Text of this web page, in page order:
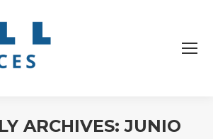
ARCHIVES:JUNIO